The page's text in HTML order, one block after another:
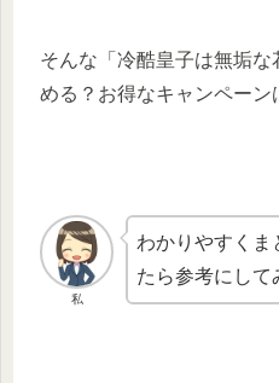
そんな「冷酷皇子は無垢
める？お得なキャンペーン
私
わかりやすくま
たら参考にして